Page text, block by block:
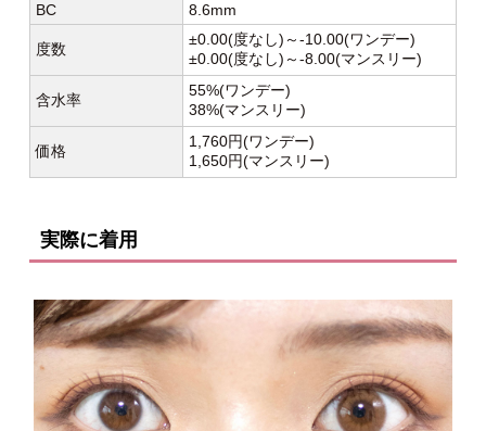
BC
8.6mm
度数
±0.00(度なし)～-10.00(ワンデー)
±0.00(度なし)～-8.00(マンスリー)
含水率
55%(ワンデー)
38%(マンスリー)
価格
1,760円(ワンデー)
1,650円(マンスリー)
実際に着用